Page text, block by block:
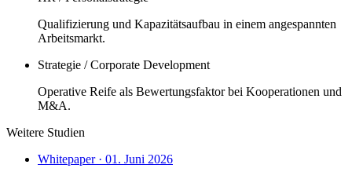
Qualifizierung und Kapazitätsaufbau in einem angespannten
Arbeitsmarkt.
Strategie / Corporate Development
Operative Reife als Bewertungsfaktor bei Kooperationen und
M&A.
Weitere Studien
Whitepaper· 01. Juni 2026